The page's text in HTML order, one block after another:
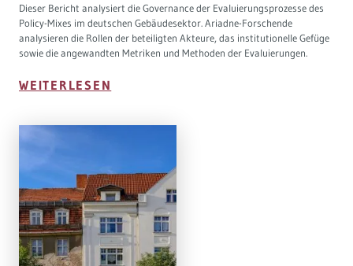
Dieser Bericht analysiert die Governance der Evaluierungsprozesse des
Policy-Mixes im deutschen Gebäudesektor. Ariadne-Forschende
analysieren die Rollen der beteiligten Akteure, das institutionelle Gefüge
sowie die angewandten Metriken und Methoden der Evaluierungen.
WEITERLESEN